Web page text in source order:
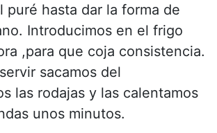
puré hasta dar la forma de
Introducimos en el frigo
,para que coja consistencia.
sacamos del
las rodajas y las calentamos
unos minutos.